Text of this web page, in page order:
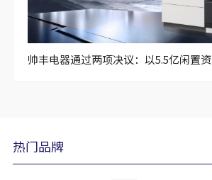
帅丰电器通过两项决议：以5.5亿闲置资
热门品牌